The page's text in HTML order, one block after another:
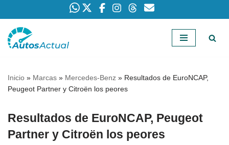
Saltar
Inicio » Marcas » Mercedes-Benz » Resultados de EuroNCAP,
Peugeot Partner y Citroën los peores
Resultados de EuroNCAP, Peugeot
Partner y Citroën los peores